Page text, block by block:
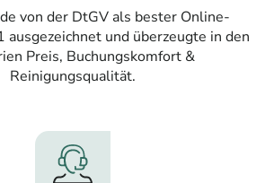
von der DtGV als bester Online-
ausgezeichnet und überzeugte in den
Preis, Buchungskomfort &
Reinigungsqualität.